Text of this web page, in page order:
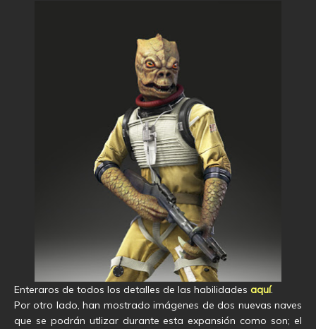
Enteraros de todos los detalles de las habilidades aquí.
Por otro lado, han mostrado imágenes de dos nuevas naves
que se podrán utlizar durante esta expansión como son; el